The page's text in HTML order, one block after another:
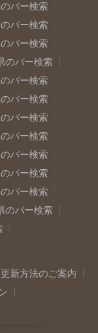
バー検索
バー検索
バー検索
のバー検索
バー検索
バー検索
バー検索
バー検索
バー検索
バー検索
バー検索
のバー検索
新方法のご案内